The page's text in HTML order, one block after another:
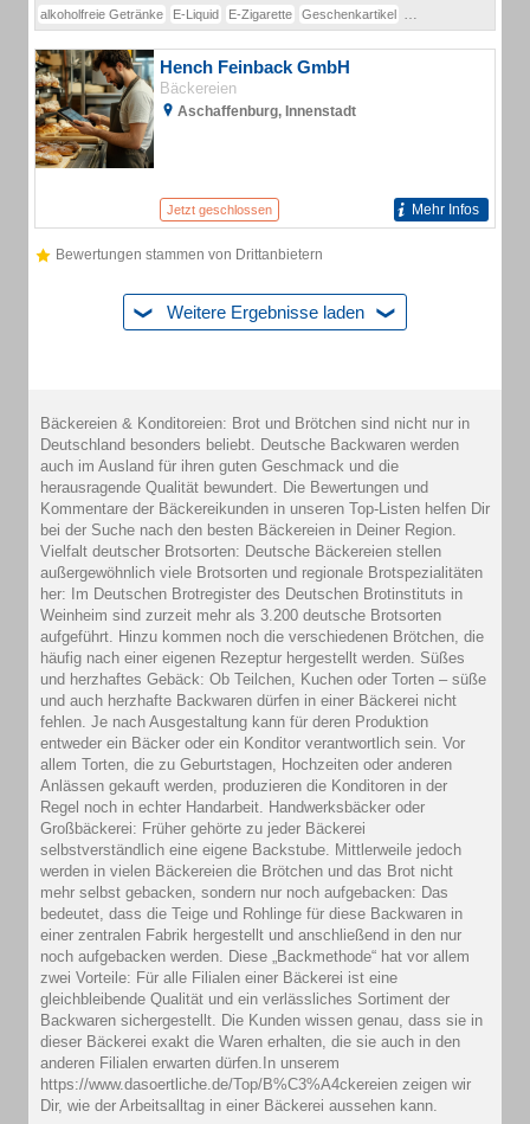
alkoholfreie Getränke E-Liquid E-Zigarette Geschenkartikel
Hench Feinback GmbH
Bäckereien
Aschaffenburg, Innenstadt
Jetzt geschlossen Mehr Infos
Bewertungen stammen von Drittanbietern
Weitere Ergebnisse laden
Bäckereien & Konditoreien: Brot und Brötchen sind nicht nur in
Deutschland besonders beliebt. Deutsche Backwaren werden
auch im Ausland für ihren guten Geschmack und die
herausragende Qualität bewundert. Die Bewertungen und
Kommentare der Bäckereikunden in unseren Top-Listen helfen Dir
bei der Suche nach den besten Bäckereien in Deiner Region.
Vielfalt deutscher Brotsorten: Deutsche Bäckereien stellen
außergewöhnlich viele Brotsorten und regionale Brotspezialitäten
her: Im Deutschen Brotregister des Deutschen Brotinstituts in
Weinheim sind zurzeit mehr als 3.200 deutsche Brotsorten
aufgeführt. Hinzu kommen noch die verschiedenen Brötchen, die
häufig nach einer eigenen Rezeptur hergestellt werden. Süßes
und herzhaftes Gebäck: Ob Teilchen, Kuchen oder Torten – süße
und auch herzhafte Backwaren dürfen in einer Bäckerei nicht
fehlen. Je nach Ausgestaltung kann für deren Produktion
entweder ein Bäcker oder ein Konditor verantwortlich sein. Vor
allem Torten, die zu Geburtstagen, Hochzeiten oder anderen
Anlässen gekauft werden, produzieren die Konditoren in der
Regel noch in echter Handarbeit. Handwerksbäcker oder
Großbäckerei: Früher gehörte zu jeder Bäckerei
selbstverständlich eine eigene Backstube. Mittlerweile jedoch
werden in vielen Bäckereien die Brötchen und das Brot nicht
mehr selbst gebacken, sondern nur noch aufgebacken: Das
bedeutet, dass die Teige und Rohlinge für diese Backwaren in
einer zentralen Fabrik hergestellt und anschließend in den nur
noch aufgebacken werden. Diese „Backmethode“ hat vor allem
zwei Vorteile: Für alle Filialen einer Bäckerei ist eine
gleichbleibende Qualität und ein verlässliches Sortiment der
Backwaren sichergestellt. Die Kunden wissen genau, dass sie in
dieser Bäckerei exakt die Waren erhalten, die sie auch in den
anderen Filialen erwarten dürfen.In unserem
https://www.dasoertliche.de/Top/B%C3%A4ckereien zeigen wir
Dir, wie der Arbeitsalltag in einer Bäckerei aussehen kann.